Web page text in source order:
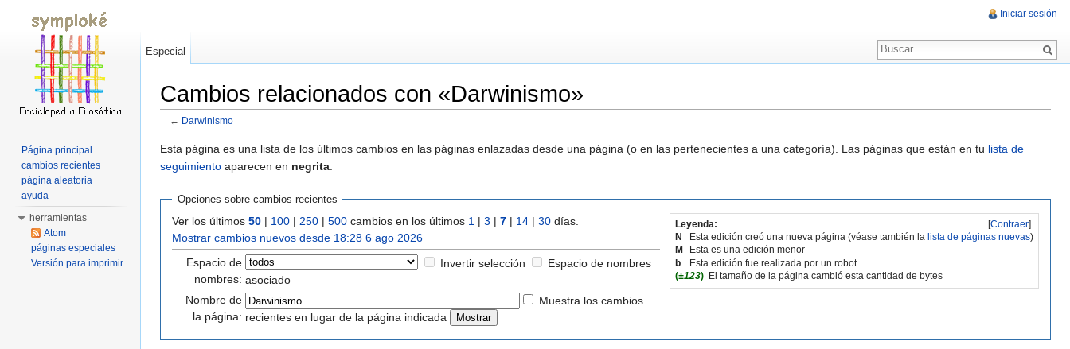
Cambios relacionados con «Darwinismo»
← Darwinismo
Esta página es una lista de los últimos cambios en las páginas enlazadas desde una página (o en las pertenecientes a una categoría). Las páginas que están en tu lista de
seguimiento aparecen en negrita
Opciones sobre cambios recientes
[Contraer]
Leyenda:
N
Esta edición creó una nueva página (véase también la lista de páginas nuevas)
M
Esta es una edición menor
b
Esta edición fue realizada por un robot
(±123) El tamaño de la página cambió esta cantidad de bytes
Ver los últimos 50 | 100 | 250 | 500 cambios en los últimos 1 | 3 | 7 | 14 | 30 días.
Mostrar cambios nuevos desde 18:28 6 ago 2026
Espacio de
nombres:
Invertir selección
Espacio de nombres
asociado
Nombre de
la página:
Muestra los cambios
recientes en lugar de la página indicada
Iniciar sesión
Especial
Página principal
cambios recientes
página aleatoria
ayuda
herramientas
Atom
páginas especiales
Versión para imprimir